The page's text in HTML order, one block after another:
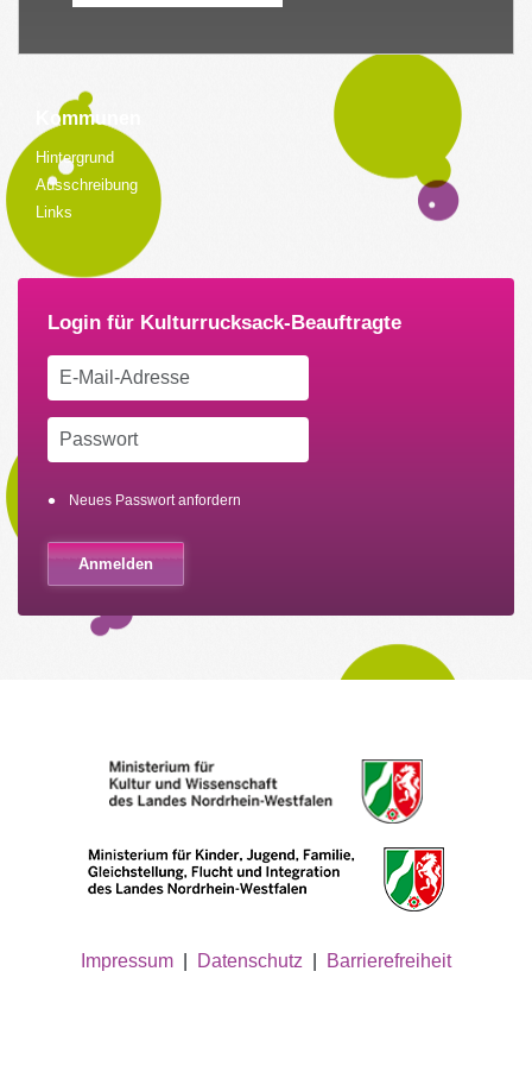
Kommunen
Hintergrund
Ausschreibung
Links
Neues Passwort anfordern
Impressum Datenschutz Barrierefreiheit